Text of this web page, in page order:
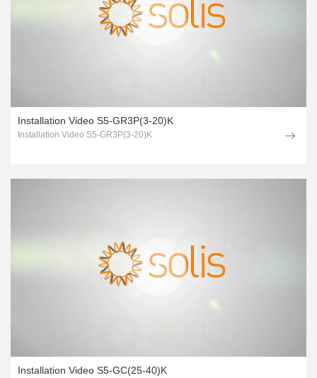
Installation Video S5-GR3P(3-20)K
Installation Video S5-GR3P(3-20)K
Installation Video S5-GC(25-40)K